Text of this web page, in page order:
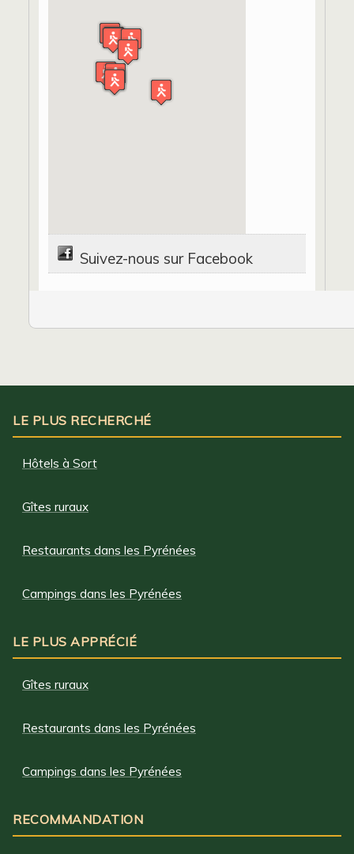
Suivez-nous sur Facebook
LE PLUS RECHERCHÉ
Hôtels à Sort
Gîtes ruraux
Restaurants dans les Pyrénées
Campings dans les Pyrénées
LE PLUS APPRÉCIÉ
Gîtes ruraux
Restaurants dans les Pyrénées
Campings dans les Pyrénées
RECOMMANDATION